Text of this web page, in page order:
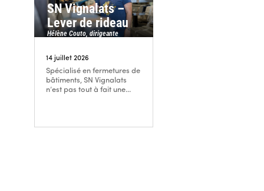
SN Vignalats –
Lever de rideau
Hélène Couto, dirigeante
14 juillet 2026
Spécialisé en fermetures de
bâtiments, SN Vignalats
n’est pas tout à fait une...